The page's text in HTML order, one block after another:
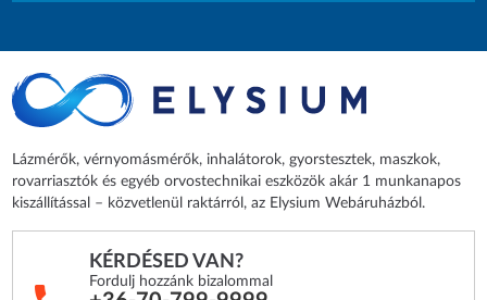
Lázmérők, vérnyomásmérők, inhalátorok, gyorstesztek, maszkok,
rovarriasztók és egyéb orvostechnikai eszközök akár 1 munkanapos
kiszállítással – közvetlenül raktárról, az Elysium Webáruházból.
KÉRDÉSED VAN?
Fordulj hozzánk bizalommal